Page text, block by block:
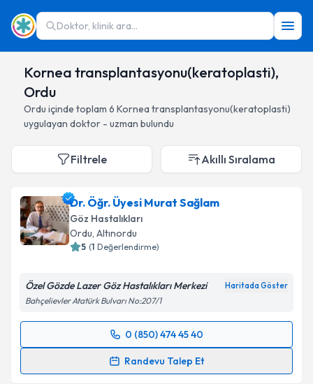
Doktor, klinik ara...
Kornea transplantasyonu(keratoplasti),
Ordu
Ordu içinde toplam 6 Kornea transplantasyonu(keratoplasti)
uygulayan doktor - uzman bulundu
Filtrele Akıllı Sıralama
Dr. Öğr. Üyesi Murat Sağlam
Göz Hastalıkları
Ordu, Altınordu
5 (1 Değerlendirme)
Özel Gözde Lazer Göz Hastalıkları Merkezi Haritada Göster
Bahçelievler Atatürk Bulvarı No:207/1
0 (850) 474 45 40
Randevu Talep Et
Randevu Takvimi Talebi